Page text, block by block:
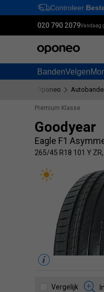
Controleer
020 790 2079Vandaag
BandenVelgen
Oponeo
Premium Klasse
Goodyear
Eagle F1
265/45 R18 101 Y ZR,
Vergelijk